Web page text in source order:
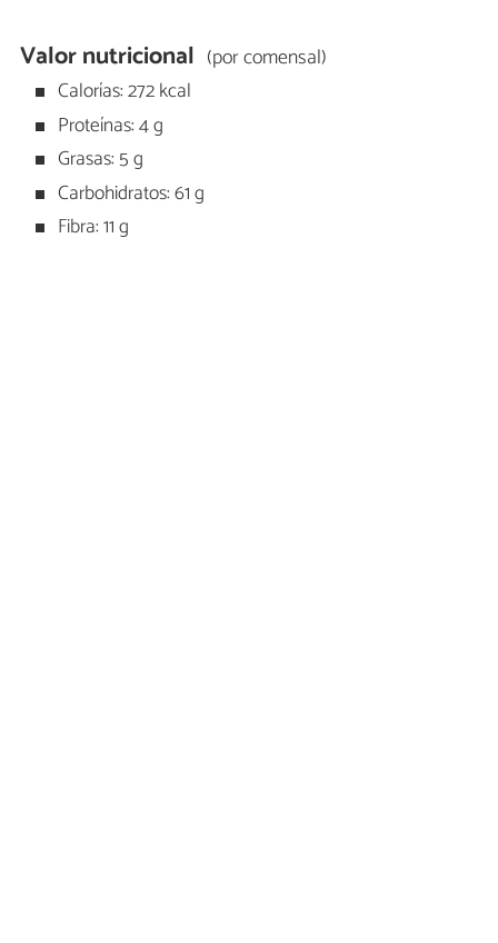
Valor nutricional (por comensal)
Calorías: 272 kcal
Proteínas: 4 g
Grasas: 5 g
Carbohidratos: 61 g
Fibra: 11 g